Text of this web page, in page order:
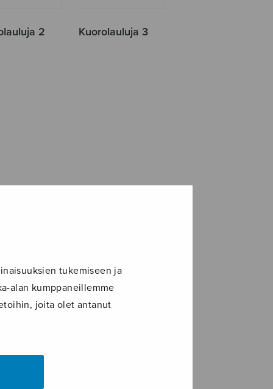
tukemiseen ja
alan kumppaneillemme
joita olet antanut
2 Kuorolauluja 3